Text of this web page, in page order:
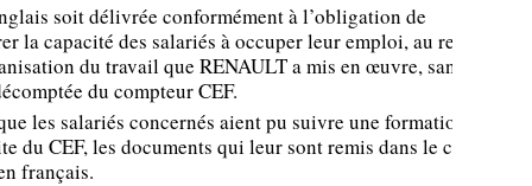
soit délivrée conformément à l’obligation de
la capacité des salariés à occuper leur emploi, au regard de
du travail que RENAULT a mis en œuvre, sans
du compteur CEF.
les salariés concernés aient pu suivre une formation
du CEF, les documents qui leur sont remis dans le cadre de
français.